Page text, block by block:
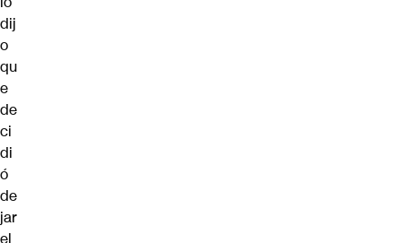
dij
o
qu
e
de
ci
di
ó
de
jar
el